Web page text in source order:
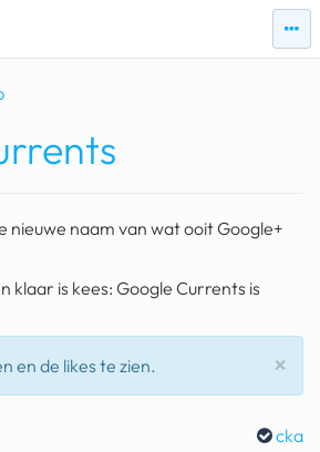
zie
nieuwe naam van wat ooit Google+
klaar is kees: Google Currents is
×
en de likes te zien.
cka